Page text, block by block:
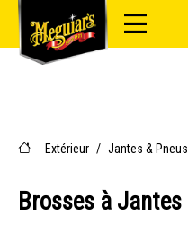
Extérieur / Jantes & Pneus
Brosses à Jantes